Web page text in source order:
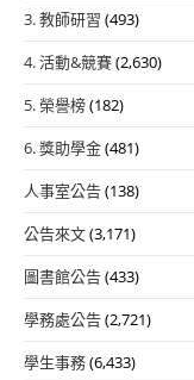
3. 教師研習 (493)
4. 活動&競賽(2,630)
5. 榮譽榜(182)
6. 獎助學金(481)
人事室公告(138)
公告來文(3,171)
圖書館公告(433)
學務處公告(2,721)
學生事務(6,433)